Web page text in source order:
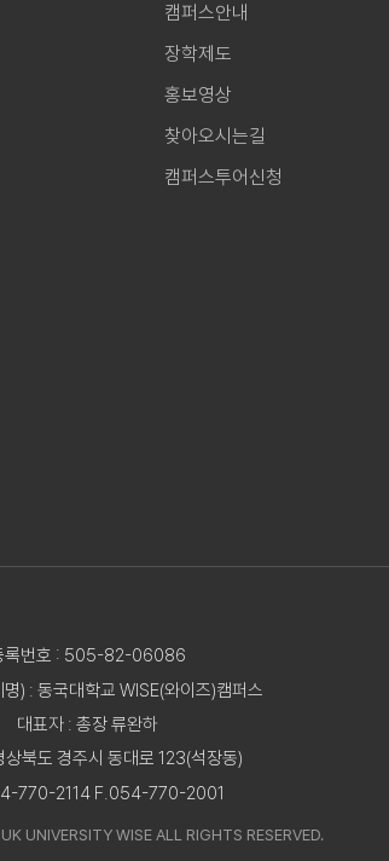
캠퍼스안내
장학제도
홍보영상
찾아오시는길
캠퍼스투어신청
록번호 : 505-82-06086
명) : 동국대학교 WISE(와이즈)캠퍼스
대표자 : 총장 류완하
상북도 경주시 동대로 123(석장동)
770-2114 F.054-770-2001
UNIVERSITY WISE ALL RIGHTS RESERVED.